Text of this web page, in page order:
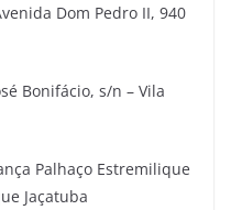
Dom Pedro II, 940
Bonifácio, s/n – Vila
Palhaço Estremilique
Jaçatuba